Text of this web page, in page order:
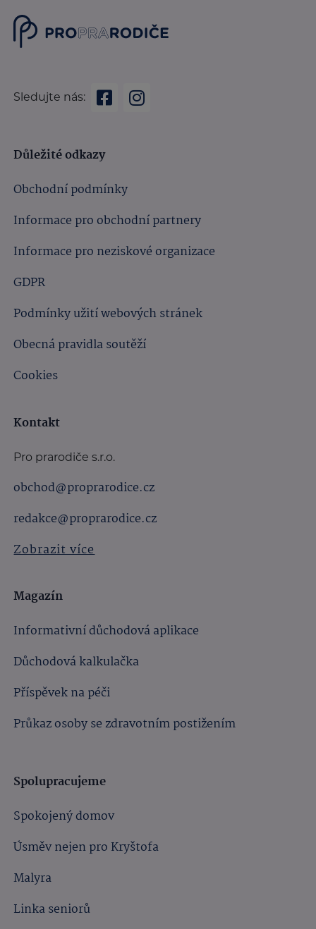
Sledujte nás:
Důležité odkazy
Obchodní podmínky
Informace pro obchodní partnery
Informace pro neziskové organizace
GDPR
Podmínky užití webových stránek
Obecná pravidla soutěží
Cookies
Kontakt
Pro prarodiče s.r.o.
obchod@proprarodice.cz
redakce@proprarodice.cz
Zobrazit více
Magazín
Informativní důchodová aplikace
Důchodová kalkulačka
Příspěvek na péči
Průkaz osoby se zdravotním postižením
Spolupracujeme
Spokojený domov
Úsměv nejen pro Kryštofa
Malyra
Linka seniorů